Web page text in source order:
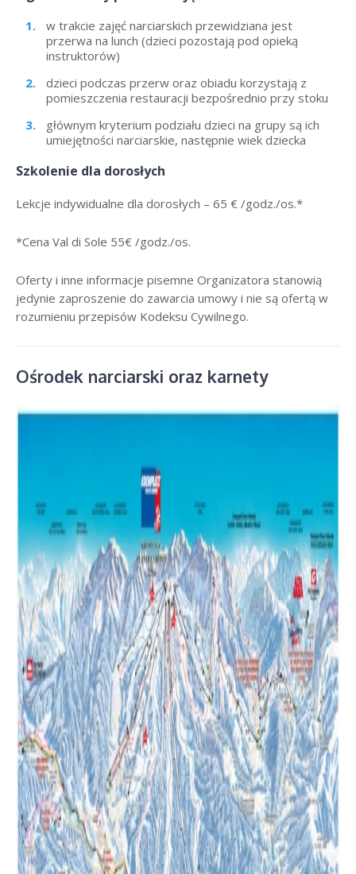
w trakcie zajęć narciarskich przewidziana jest
przerwa na lunch (dzieci pozostają pod opieką
instruktorów)
dzieci podczas przerw oraz obiadu korzystają z
pomieszczenia restauracji bezpośrednio przy stoku
głównym kryterium podziału dzieci na grupy są ich
umiejętności narciarskie, następnie wiek dziecka
Szkolenie dla dorosłych
Lekcje indywidualne dla dorosłych – 65 € /godz./os.*
*Cena Val di Sole 55€ /godz./os.
Oferty i inne informacje pisemne Organizatora stanowią
jedynie zaproszenie do zawarcia umowy i nie są ofertą w
rozumieniu przepisów Kodeksu Cywilnego.
Ośrodek narciarski oraz karnety